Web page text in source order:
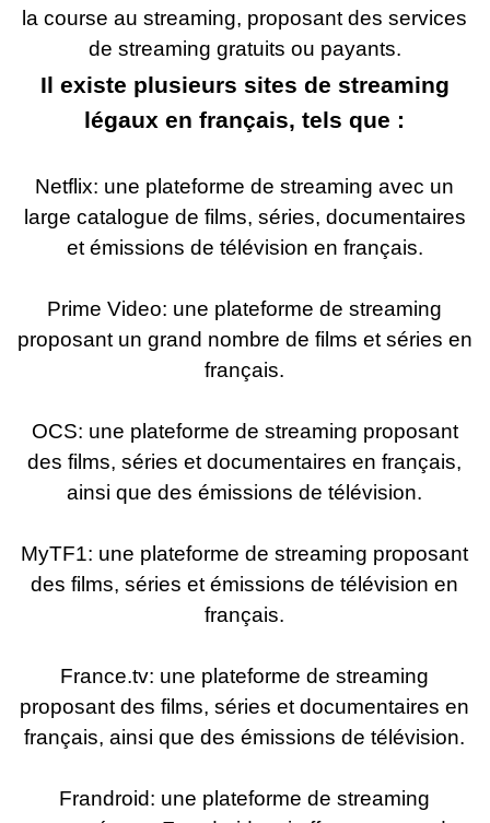
la course au streaming, proposant des services
de streaming gratuits ou payants.
Il existe plusieurs sites de streaming
légaux en français, tels que :
Netflix: une plateforme de streaming avec un
large catalogue de films, séries, documentaires
et émissions de télévision en français.
Prime Video: une plateforme de streaming
proposant un grand nombre de films et séries en
français.
OCS: une plateforme de streaming proposant
des films, séries et documentaires en français,
ainsi que des émissions de télévision.
MyTF1: une plateforme de streaming proposant
des films, séries et émissions de télévision en
français.
France.tv: une plateforme de streaming
proposant des films, séries et documentaires en
français, ainsi que des émissions de télévision.
Frandroid: une plateforme de streaming